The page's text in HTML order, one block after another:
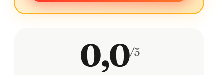
0,0/5